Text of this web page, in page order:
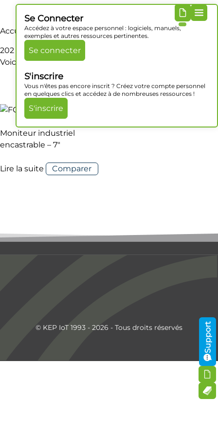
Se Connecter
Accédez à votre espace personnel : logiciels, manuels,
exemples et autres ressources pertinentes.
Se connecter
S'inscrire
Vous n'êtes pas encore inscrit ? Créez votre compte personnel
en quelques clics et accédez à de nombreuses ressources !
S'inscrire
Accueil/ Produit Dimensions / 202 x 149 x 40 mm
202 x 149 x 40 mm
Voici le seul résultat
Moniteur industriel
encastrable – 7″
Lire la suite Comparer
Support
© KEP IoT 1993 - 2026 - Tous droits réservés